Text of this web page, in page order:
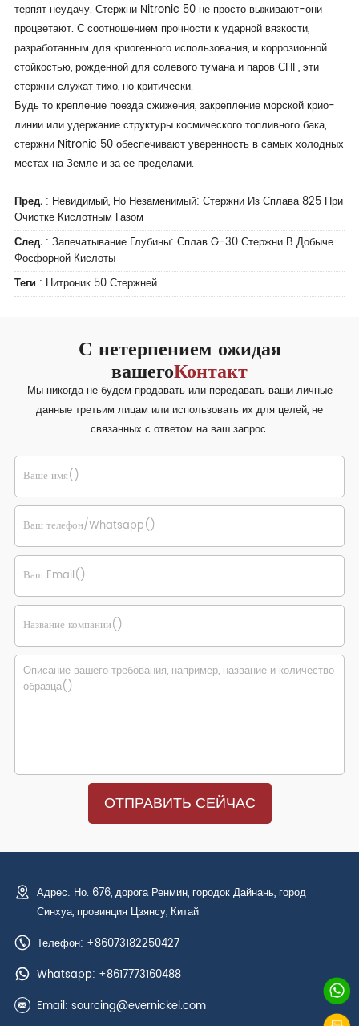
терпят неудачу. Стержни Nitronic 50 не просто выживают-они
процветают. С соотношением прочности к ударной вязкости,
разработанным для криогенного использования, и коррозионной
стойкостью, рожденной для солевого тумана и паров СПГ, эти
стержни служат тихо, но критически.
Будь то крепление поезда сжижения, закрепление морской крио-
линии или удержание структуры космического топливного бака,
стержни Nitronic 50 обеспечивают уверенность в самых холодных
местах на Земле и за ее пределами.
Пред.: Невидимый, Но Незаменимый: Стержни Из Сплава 825 При
Очистке Кислотным Газом
След.: Запечатывание Глубины: Сплав G-30 Стержни В Добыче
Фосфорной Кислоты
Теги : Нитроник 50 Стержней
С нетерпением ожидая
вашегоКонтакт
Мы никогда не будем продавать или передавать ваши личные
данные третьим лицам или использовать их для целей, не
связанных с ответом на ваш запрос.
Адрес: Но. 676, дорога Ренмин, городок Дайнань, город
Синхуа, провинция Цзянсу, Китай
Телефон: +86073182250427
Whatsapp: +8617773160488
Email: sourcing@evernickel.com